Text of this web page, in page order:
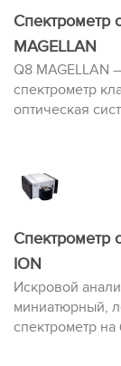
Спектрометр
MAGELLAN
Q8 MAGELLAN
спектрометр
оптическая
Спектрометр
ION
Искровой
миниатюрный,
спектрометр